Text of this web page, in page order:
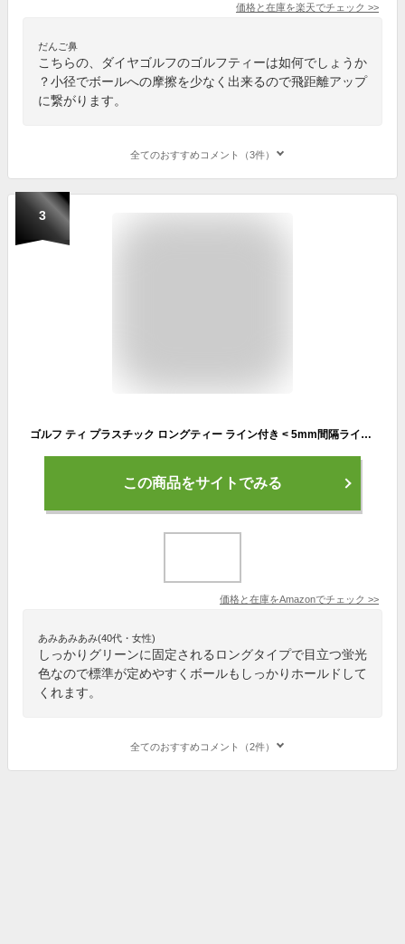
価格と在庫を楽天でチェック >>
だんご鼻
こちらの、ダイヤゴルフのゴルフティーは如何でしょうか
？小径でボールへの摩擦を少なく出来るので飛距離アップ
に繋がります。
全てのおすすめコメント（3件）
3
ゴルフ ティ プラスチック ロングティー ライン付き < 5mm間隔ライン > 安定した ティーショット ボールが乗せやすく 落ちにくい 【 6本セット 】
この商品をサイトでみる
価格と在庫をAmazonでチェック >>
あみあみあみ(40代・女性)
しっかりグリーンに固定されるロングタイプで目立つ蛍光
色なので標準が定めやすくボールもしっかりホールドして
くれます。
全てのおすすめコメント（2件）